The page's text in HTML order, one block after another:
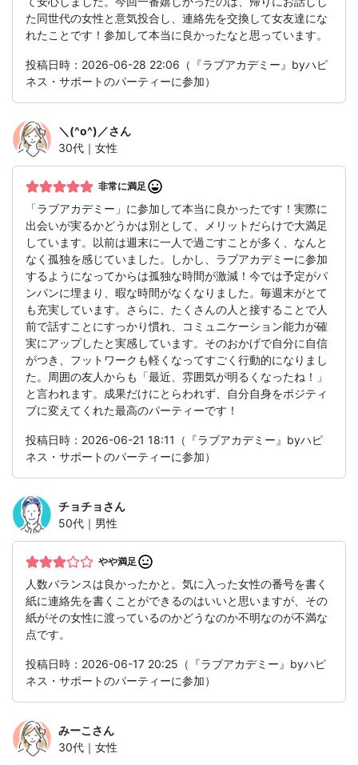
た同世代の女性と意気投合し、連絡先を交換して女友達にな
れたことです！参加して本当に良かったなと思っています。
投稿日時：2026-06-28 22:06（『ラブアカデミー』byハピ
ネス・サポートのパーティーに参加）
＼(^o^)／さん
30代｜女性
非常に満足
「ラブアカデミー」に参加して本当に良かったです！実際に
出会いが実るかどうかは別として、メリットだらけで大満足
しています。以前は週末に一人で過ごすことが多く、なんと
なく孤独を感じていました。しかし、ラブアカデミーに参加
するようになってからは孤独な時間が激減！今では予定がパ
ンパンに埋まり、暇な時間がなくなりました。毎週末がとて
も充実しています。さらに、たくさんの人と接することで人
前で話すことにすっかり慣れ、コミュニケーション能力が確
実にアップしたと実感しています。そのおかげで自分に自信
がつき、フットワークも軽くなってすごく行動的になりまし
た。周囲の友人からも「最近、雰囲気が明るくなったね！」
と言われます。成果だけにとらわれず、自分自身をポジティ
ブに変えてくれた最高のパーティーです！
投稿日時：2026-06-21 18:11（『ラブアカデミー』byハピ
ネス・サポートのパーティーに参加）
チョチョさん
50代｜男性
やや満足
人数バランスは良かったかと。気に入った女性の番号を書く
紙に連絡先を書くことができるのはいいと思いますが、その
紙がその女性に渡っているのかどうなのか不明なのが不満な
点です。
投稿日時：2026-06-17 20:25（『ラブアカデミー』byハピ
ネス・サポートのパーティーに参加）
みーこ さん
30代｜女性